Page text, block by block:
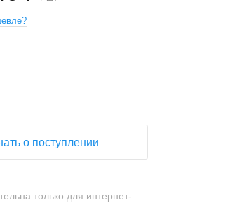
о поступлении
только для интернет-